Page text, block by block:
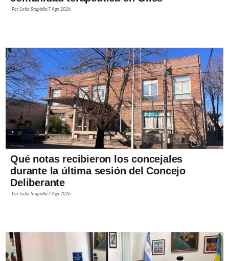
PorSofía Stupiello 7 Ago 2026
Qué notas recibieron los concejales
durante la última sesión del Concejo
Deliberante
PorSofía Stupiello 7 Ago 2026